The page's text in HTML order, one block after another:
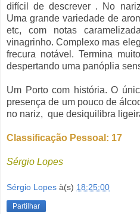
difícil de descrever . No
Uma grande variedade de
etc, com notas
vinagrinho. Complexo mas
frecura notável. Termina
despertando uma panóplia
Um Porto com história. O
presença de um pouco de
no nariz, que desiquilibra
Classificação Pessoal: 17
Sérgio Lopes
Sérgio Lopes à(s) 18:25:00
Partilhar